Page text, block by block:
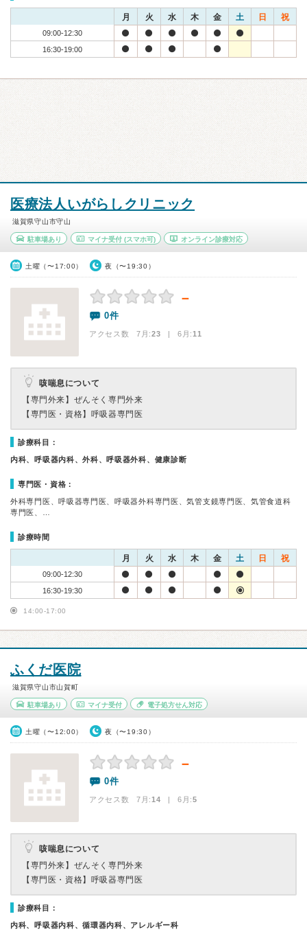
月 火 水 木 金 土 日 祝
09:00-12:30
16:30-19:00
医療法人いがらしクリニック
滋賀県守山市守山
駐車場あり マイナ受付(スマホ可) オンライン診療対応
土曜（〜17:00） 夜（〜19:30）
－
0件
アクセス数 7月:23 | 6月:11
咳喘息について
【専門外来】 ぜんそく専門外来
【専門医・資格】 呼吸器専門医
診療科目：
内科、呼吸器内科、外科、呼吸器外科、健康診断
専門医・資格：
外科専門医、呼吸器専門医、呼吸器外科専門医、気管支鏡専門医、気管食道科
専門医、…
診療時間
月 火 水 木 金 土 日 祝
09:00-12:30
16:30-19:30
14:00-17:00
ふくだ医院
滋賀県守山市山賀町
駐車場あり マイナ受付 電子処方せん対応
土曜（〜12:00） 夜（〜19:30）
－
0件
アクセス数 7月:14 | 6月:5
咳喘息について
【専門外来】 ぜんそく専門外来
【専門医・資格】 呼吸器専門医
診療科目：
内科、呼吸器内科、循環器内科、アレルギー科